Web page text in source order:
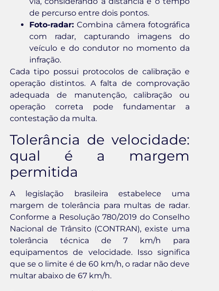
de percurso entre dois pontos.
Foto-radar: Combina câmera fotográfica
com radar, capturando imagens do
veículo e do condutor no momento da
infração.
Cada tipo possui protocolos de calibração e
operação distintos. A falta de comprovação
adequada de manutenção, calibração ou
operação correta pode fundamentar a
contestação da multa.
Tolerância de velocidade:
qual é a margem
permitida
A legislação brasileira estabelece uma
margem de tolerância para multas de radar.
Conforme a Resolução 780/2019 do Conselho
Nacional de Trânsito (CONTRAN), existe uma
tolerância técnica de 7 km/h para
equipamentos de velocidade. Isso significa
que se o limite é de 60 km/h, o radar não deve
multar abaixo de 67 km/h.